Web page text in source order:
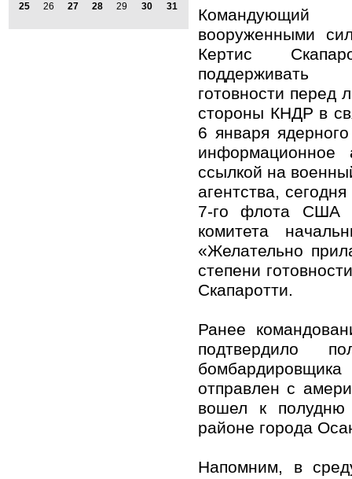
25
26 27 28 29 30 31
вооруженными
Кертис
готовности перед
стороны КНДР в
6 января
информационное
ссылкой на
агентства,
7-го флота США
комитета
«Желательно
степени
Скапаротти.
Ранее
подтвердило
отправлен с
вошел к полудню
районе города
Напомним, в